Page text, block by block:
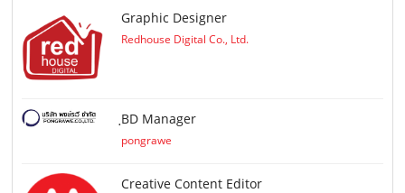
Graphic Designer
Redhouse Digital Co., Ltd.
ฺBD Manager
pongrawe
Creative Content Editor